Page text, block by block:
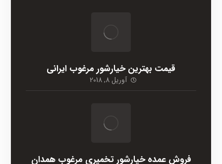
قیمت بهترین خیارشور مرغوب ایرانی
آوریل 8, 2018
فروش عمده خیارشور تخمیری مرغوب همدان